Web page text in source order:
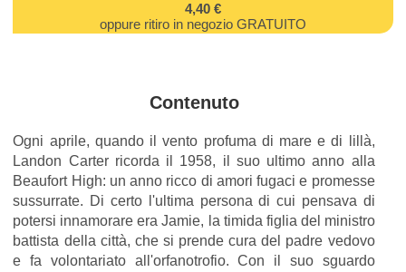
4,40 €
oppure ritiro in negozio GRATUITO
Contenuto
Ogni aprile, quando il vento profuma di mare e di lillà,
Landon Carter ricorda il 1958, il suo ultimo anno alla
Beaufort High: un anno ricco di amori fugaci e promesse
sussurrate. Di certo l'ultima persona di cui pensava di
potersi innamorare era Jamie, la timida figlia del ministro
battista della città, che si prende cura del padre vedovo
e fa volontariato all'orfanotrofio. Con il suo sguardo